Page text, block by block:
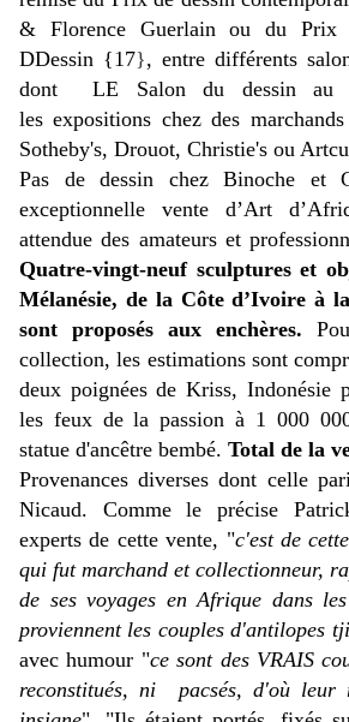
& Florence Guerlain ou du Prix
DDessin {17}, entre différents
dont LE Salon du dessin au
les expositions chez des
Sotheby's, Drouot, Christie's ou
Pas de dessin chez Binoche et
exceptionnelle vente d’Art
attendue des amateurs et
Quatre-vingt-neuf sculptures et
Mélanésie, de la Côte d’Ivoire à
sont proposés aux enchères.
collection, les estimations sont
deux poignées de Kriss, Indonésie
les feux de la passion à 1 000
statue d'ancêtre bembé. Total de la
Provenances diverses dont celle
Nicaud. Comme le précise
experts de cette vente, "c'est de
qui fut marchand et collectionneur,
de ses voyages en Afrique dans
proviennent les couples d'antilopes
avec humour "ce sont des VRAIS
reconstitués, ni pacsés, d'où leur